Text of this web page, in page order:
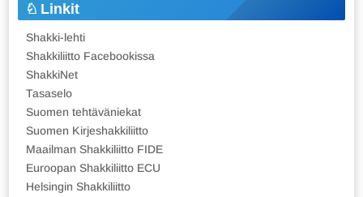
Linkit
Shakki-lehti
Shakkiliitto Facebookissa
ShakkiNet
Tasaselo
Suomen tehtäväniekat
Suomen Kirjeshakkiliitto
Maailman Shakkiliitto FIDE
Euroopan Shakkiliitto ECU
Helsingin Shakkiliitto